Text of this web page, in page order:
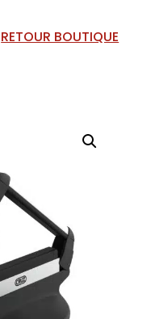
RETOUR BOUTIQUE